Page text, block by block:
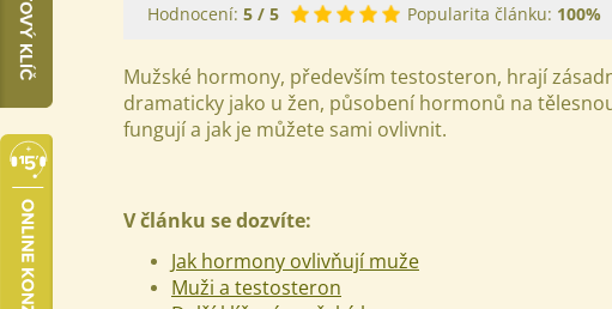
Hodnocení: 5 / 5 Popularita článku: 100%
Mužské hormony, především testosteron, hrají
dramaticky jako u žen, působení hormonů na
fungují a jak je můžete sami ovlivnit.
V článku se dozvíte:
Jak hormony ovlivňují muže
Muži a testosteron